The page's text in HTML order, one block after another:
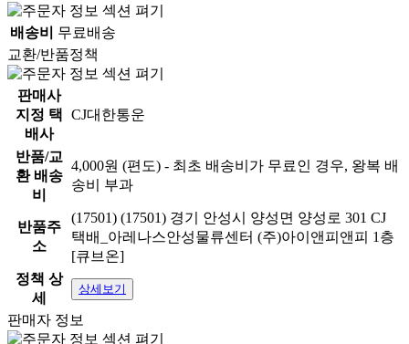
배송비
무료배송
교환/반품정책
판매사
지정 택
배사
CJ대한통운
반품/교
환 배송
비
4,000원 (편도) - 최초 배송비가 무료인 경우, 왕복 배
송비 부과
반품주
소
(17501) (17501) 경기 안성시 양성면 양성로 301 CJ
택배_아레나스안성물류센터 (주)아이앤피앤피 1층
[큐브온]
정책 상
세
상세보기
판매자 정보